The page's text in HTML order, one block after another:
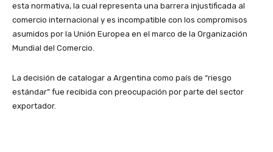
esta normativa, la cual representa una barrera injustificada al
comercio internacional y es incompatible con los compromisos
asumidos por la Unión Europea en el marco de la Organización
Mundial del Comercio.
La decisión de catalogar a Argentina como país de “riesgo
estándar” fue recibida con preocupación por parte del sector
exportador.